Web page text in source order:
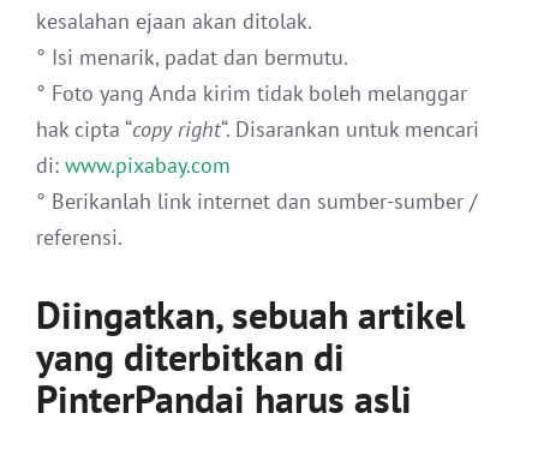
kesalahan ejaan akan ditolak.
° Isi menarik, padat dan bermutu.
° Foto yang Anda kirim tidak boleh melanggar
hak cipta “copy right“. Disarankan untuk mencari
di: www.pixabay.com
° Berikanlah link internet dan sumber-sumber /
referensi.
Diingatkan, sebuah artikel
yang diterbitkan di
PinterPandai harus asli